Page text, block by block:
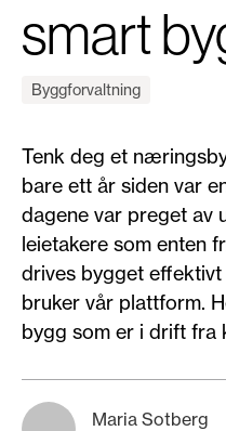
smart
Byggforvaltning
Tenk deg et
bare ett år siden var
dagene var preget av
leietakere som enten
drives bygget
bruker vår plattform.
bygg som er i drift fra
Maria Sotberg